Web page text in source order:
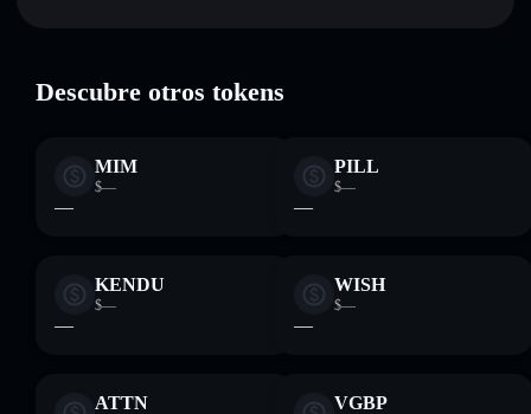
Descubre otros tokens
MIM
$—
—
PILL
$—
—
KENDU
$—
—
WISH
$—
—
ATTN VGBP